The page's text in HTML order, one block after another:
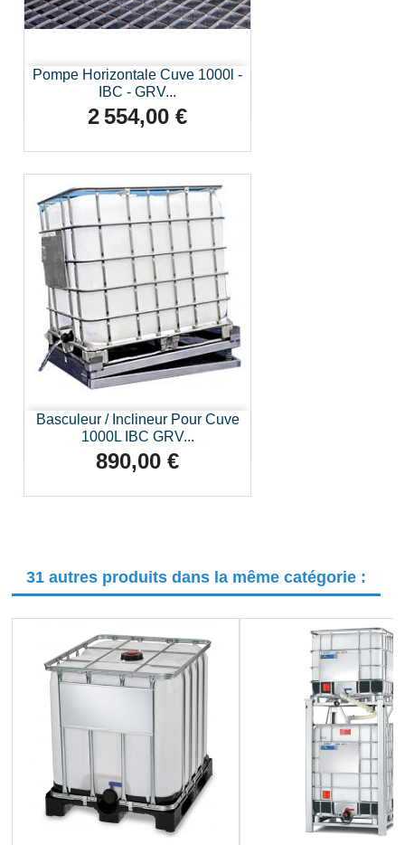
Pompe Horizontale Cuve 1000l -
IBC - GRV...
Prix
2 554,00 €
Basculeur / Inclineur Pour Cuve
1000L IBC GRV...
Prix
890,00 €
31 autres produits dans la même catégorie :